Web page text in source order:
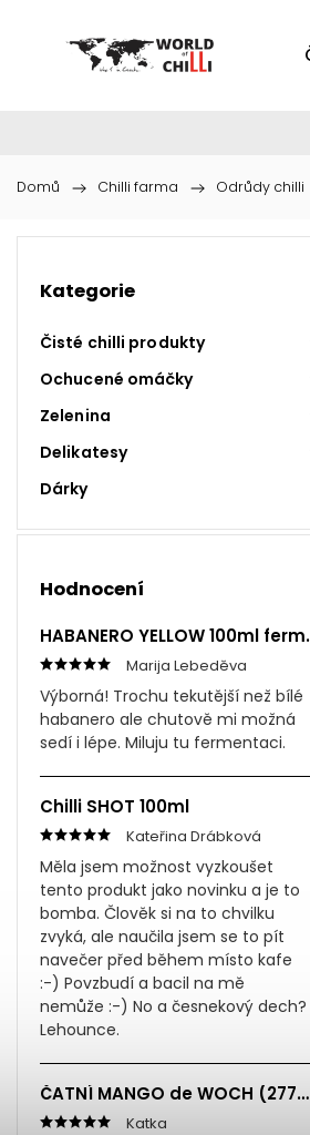
Domů / Chilli farma / Odrůdy chilli
Kategorie
Čisté chilli produkty
Ochucené omáčky
Zelenina
Delikatesy
Dárky
Hodnocení
Marija Lebeděva
Výborná! Trochu tekutější než bílé
habanero ale chutově mi možná
sedí i lépe. Miluju tu fermentaci.
Chilli SHOT 100ml
Kateřina Drábková
Měla jsem možnost vyzkoušet
tento produkt jako novinku a je to
bomba. Člověk si na to chvilku
zvyká, ale naučila jsem se to pít
navečer před během místo kafe
:-) Povzbudí a bacil na mě
nemůže :-) No a česnekový dech?
Lehounce.
ČATNÍ MANGO de WOCH (277ml)
Katka